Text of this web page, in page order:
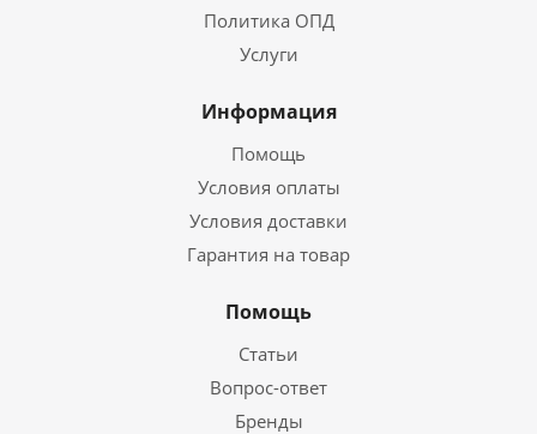
Политика ОПД
Услуги
Информация
Помощь
Условия оплаты
Условия доставки
Гарантия на товар
Помощь
Статьи
Вопрос-ответ
Бренды